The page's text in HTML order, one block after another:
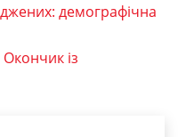
демографічна
із